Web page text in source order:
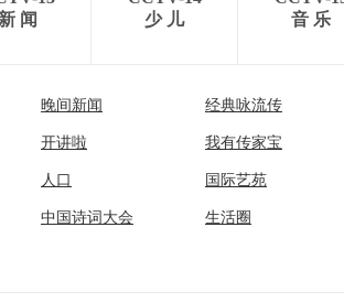
新 闻
少 儿
音 乐
晚间新闻 经典咏流传
开讲啦 我有传家宝
人口 国际艺苑
中国诗词大会 生活圈